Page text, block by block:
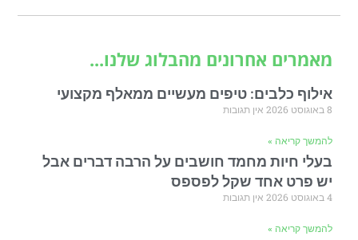
מאמרים אחרונים מהבלוג שלנו...
אילוף כלבים: טיפים מעשיים ממאלף מקצועי
8 באוגוסט 2026 אין תגובות
להמשך קריאה »
בעלי חיות מחמד חושבים על הרבה דברים אבל
יש פרט אחד שקל לפספס
4 באוגוסט 2026 אין תגובות
להמשך קריאה »